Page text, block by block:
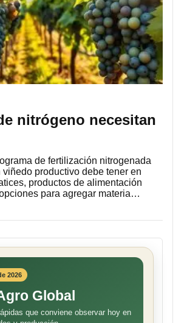
nitrógeno necesitan
de fertilización nitrogenada
productivo debe tener en
productos de alimentación
para agregar materia…
2026
Global
que conviene observar hoy en